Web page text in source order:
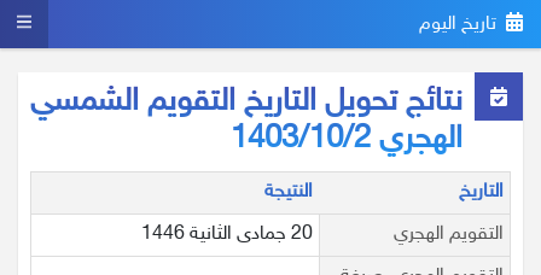
تاريخ اليوم
نتائج تحويل التاريخ التقويم الشمسي
الهجري 1403/10/2
التاريخ
النتيجة
التقويم الهجري
20 جمادى الثانية 1446